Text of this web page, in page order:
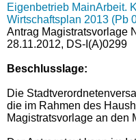
Eigenbetrieb MainArbeit.
Wirtschaftsplan 2013 (Pb
Antrag Magistratsvorlage
28.11.2012, DS-I(A)0299
Beschlusslage:
Die
die im Rahmen des
Magistratsvorlage an den